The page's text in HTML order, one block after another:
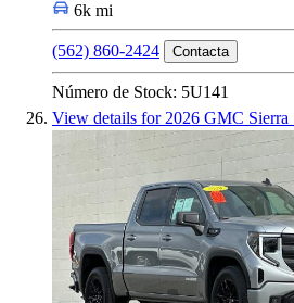
6k mi
(562) 860-2424 Contacta
Número de Stock: 5U141
View details for 2026 GMC Sierra